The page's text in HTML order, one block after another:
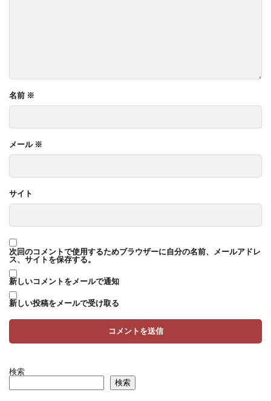
名前 ※
メール ※
サイト
次回のコメントで使用するためブラウザーに自分の名前、メールアドレ
ス、サイトを保存する。
新しいコメントをメールで通知
新しい投稿をメールで受け取る
検索
検索